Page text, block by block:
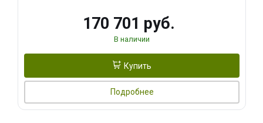
170 701 руб.
В наличии
Купить
Подробнее